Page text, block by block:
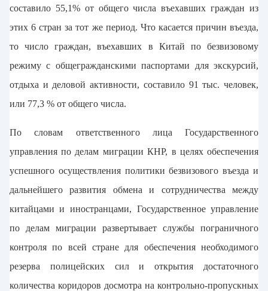
составило 55,1% от общего числа въехавших граждан из
этих 6 стран за тот же период. Что касается причин въезда,
то число граждан, въехавших в Китай по безвизовому
режиму с общегражданскими паспортами для экскурсий,
отдыха и деловой активности, составило 91 тыс. человек,
или 77,3 % от общего числа.
По словам ответственного лица Государственного
управления по делам миграции КНР, в целях обеспечения
успешного осуществления политики безвизового въезда и
дальнейшего развития обмена и сотрудничества между
китайцами и иностранцами, Государственное управление
по делам миграции развертывает службы пограничного
контроля по всей стране для обеспечения необходимого
резерва полицейских сил и открытия достаточного
количества коридоров досмотра на контрольно-пропускных